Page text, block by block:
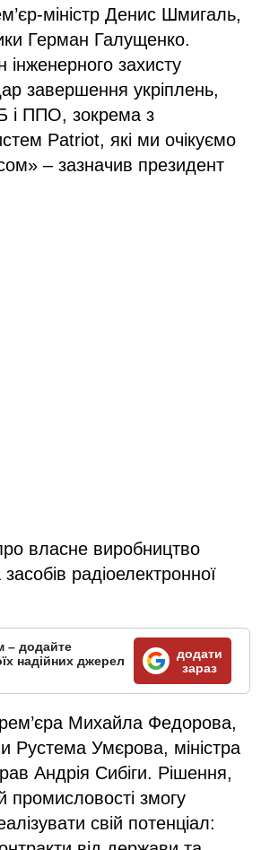
міністр Денис Шмигаль,
Герман Галущенко.
інженерного захисту
завершення укріплень,
і ППО, зокрема з
Patriot, які ми очікуємо
– зазначив президент
власне виробництво
радіоелектронної
– додайте
надійних джерел
додати
зараз
Михайла Федорова,
Рустема Умєрова, міністра
Андрія Сибіги. Рішення,
промисловості змогу
свій потенціал: